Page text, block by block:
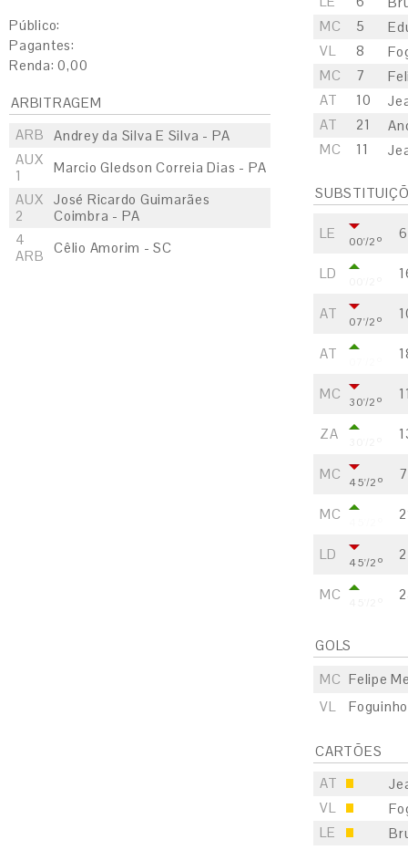
Público:
Pagantes:
Renda: 0,00
ARBITRAGEM
ARB
Andrey da Silva E Silva - PA
AUX
1
Marcio Gledson Correia Dias - PA
AUX
2
José Ricardo Guimarães
Coimbra - PA
4
ARB
Cêlio Amorim - SC
MC
5
VL
8
MC
7
AT
10
AT
21
MC
11
LE
S
00'/2º 6
LD
AT
S
07'/2º
AT
MC
S
30'/2º
ZA
MC 45'/2º 7
MC
LD 45'/2º 2
MC
GOLS
MC Felipe
VL
Foguinho
CARTÕES
AT
VL
LE